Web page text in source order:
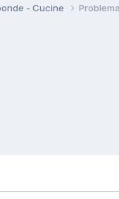
- Cucine